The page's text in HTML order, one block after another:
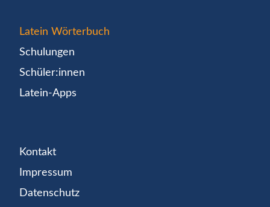
Latein Wörterbuch
Schulungen
Schüler:innen
Latein-Apps
Kontakt
Impressum
Datenschutz